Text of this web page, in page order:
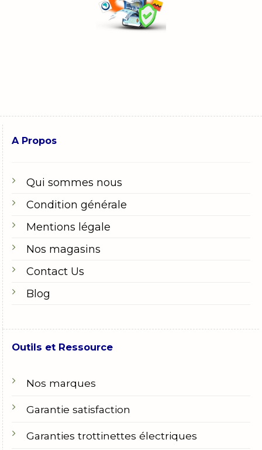
A Propos
Qui sommes nous
Condition générale
Mentions légale
Nos magasins
Contact Us
Blog
Outils et Ressource
Nos marques
Garantie satisfaction
Garanties trottinettes électriques